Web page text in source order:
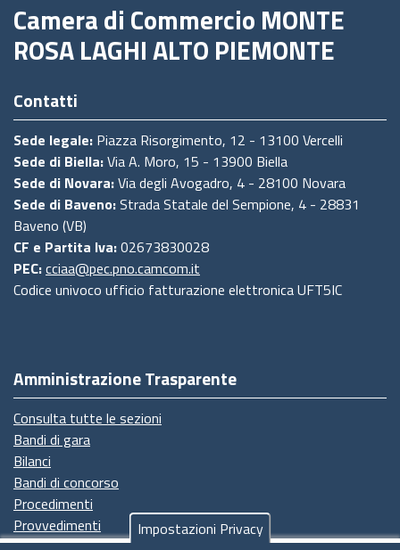
Camera di Commercio MONTE
ROSA LAGHI ALTO PIEMONTE
Contatti
Sede legale: Piazza Risorgimento, 12 - 13100 Vercelli
Sede di Biella:Via A. Moro, 15 - 13900 Biella
Sede di Novara:Via degli Avogadro, 4 - 28100 Novara
Sede di Baveno:Strada Statale del Sempione, 4 - 28831
Baveno (VB)
CF e Partita Iva:02673830028
PEC:cciaa@pec.pno.camcom.it
Codice univoco ufficio fatturazione elettronica UFT5IC
Amministrazione Trasparente
Consulta tutte le sezioni
Bandi di gara
Bilanci
Bandi di concorso
Procedimenti
Provvedimenti
Impostazioni Privacy